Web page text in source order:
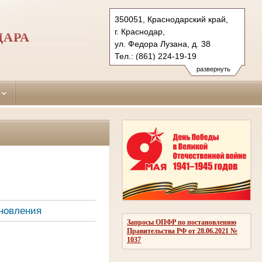
развернуть
350051, Краснодарский край,
г. Краснодар,
ул. Федора Лузана, д. 38
Тел.: (861) 224-19-19
krasnodar-leninsky.krd@sudrf.ru
Запросы ОПФР по постановлению
Правительства РФ от 28.06.2021 №
1037